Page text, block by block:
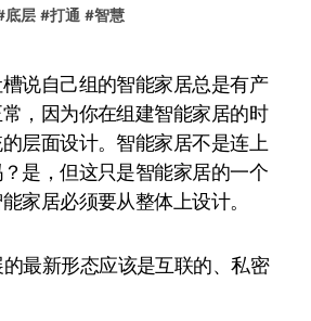
底层 #打通 #智慧
，因为你在组建智能家居的时
层面设计。智能家居不是连上
是，但这只是智能家居的一个
家居必须要从整体上设计。
最新形态应该是互联的、私密